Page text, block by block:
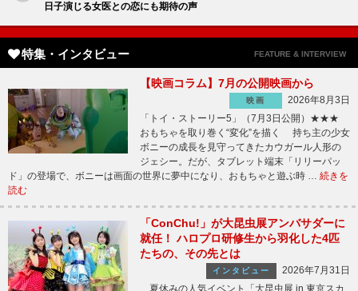
日子演じる女医との恋にも期待の声
特集・インタビュー FEATURE & INTERVIEW
【映画コラム】7月の公開映画から
映画
2026年8月3日
「トイ・ストーリー5」（7月3日公開）★★★
おもちゃを取り巻く“変化”を描く 持ち主の少女
ボニーの成長を見守ってきたカウガール人形の
ジェシー。だが、タブレット端末「リリーパッ
ド」の登場で、ボニーは画面の世界に夢中になり、おもちゃと遊ぶ時 … 続きを
読む
「ConChu!」が大昆虫展アンバサダーに
就任！ ハロプロ研修生から羽化した4匹
たちの、その先とは
インタビュー
2026年7月31日
夏休みの人気イベント「大昆虫展 in 東京スカ